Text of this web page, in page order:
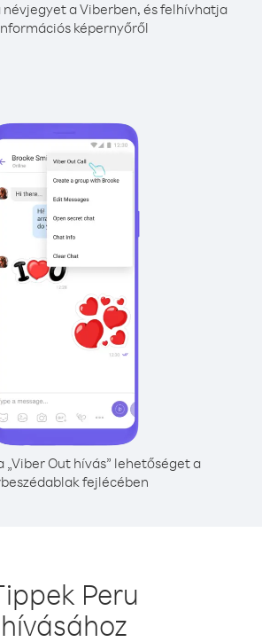
a Viberben, és felhívhatja
képernyőről
„Viber Out hívás” lehetőséget a
fejlécében
Peru
hívásához